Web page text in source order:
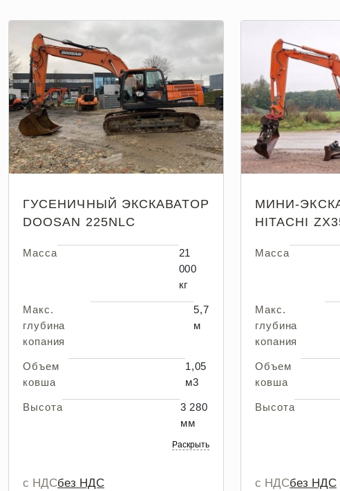
ГУСЕНИЧНЫЙ ЭКСКАВАТОР
DOOSAN 225NLC
Масса
21
000
кг
Макс.
глубина
копания
5,7
м
Объем
ковша
1,05
м3
Высота
3 280
мм
Раскрыть
с НДСбез НДС
МИНИ-
HITACHI
Масса
Макс.
глубина
копания
Объем
ковша
Высота
с НДСбез НДС